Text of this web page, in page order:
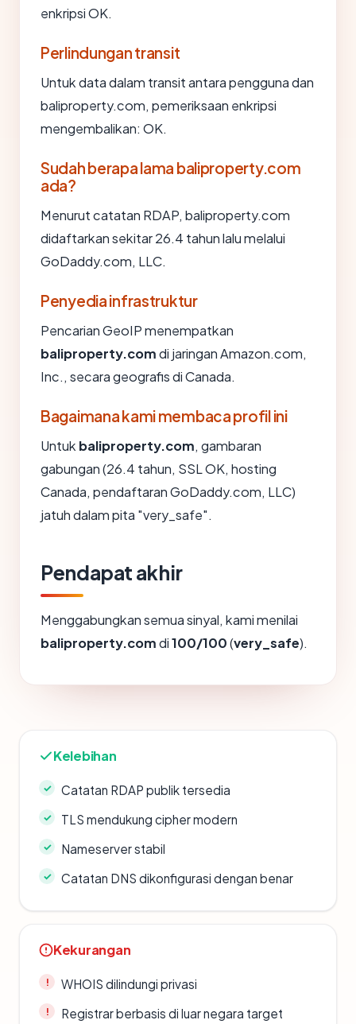
enkripsi OK.
Perlindungan transit
Untuk data dalam transit antara pengguna dan
baliproperty.com, pemeriksaan enkripsi
mengembalikan: OK.
Sudah berapa lama baliproperty.com
ada?
Menurut catatan RDAP, baliproperty.com
didaftarkan sekitar 26.4 tahun lalu melalui
GoDaddy.com, LLC.
Penyedia infrastruktur
Pencarian GeoIP menempatkan
baliproperty.comdi jaringan Amazon.com,
Inc., secara geografis di Canada.
Bagaimana kami membaca profil ini
Untuk baliproperty.com, gambaran
gabungan (26.4 tahun, SSL OK, hosting
Canada, pendaftaran GoDaddy.com, LLC)
jatuh dalam pita "very_safe".
Pendapat akhir
Menggabungkan semua sinyal, kami menilai
baliproperty.comdi100/100(very_safe).
Kelebihan
Catatan RDAP publik tersedia
TLS mendukung cipher modern
Nameserver stabil
Catatan DNS dikonfigurasi dengan benar
Kekurangan
WHOIS dilindungi privasi
Registrar berbasis di luar negara target